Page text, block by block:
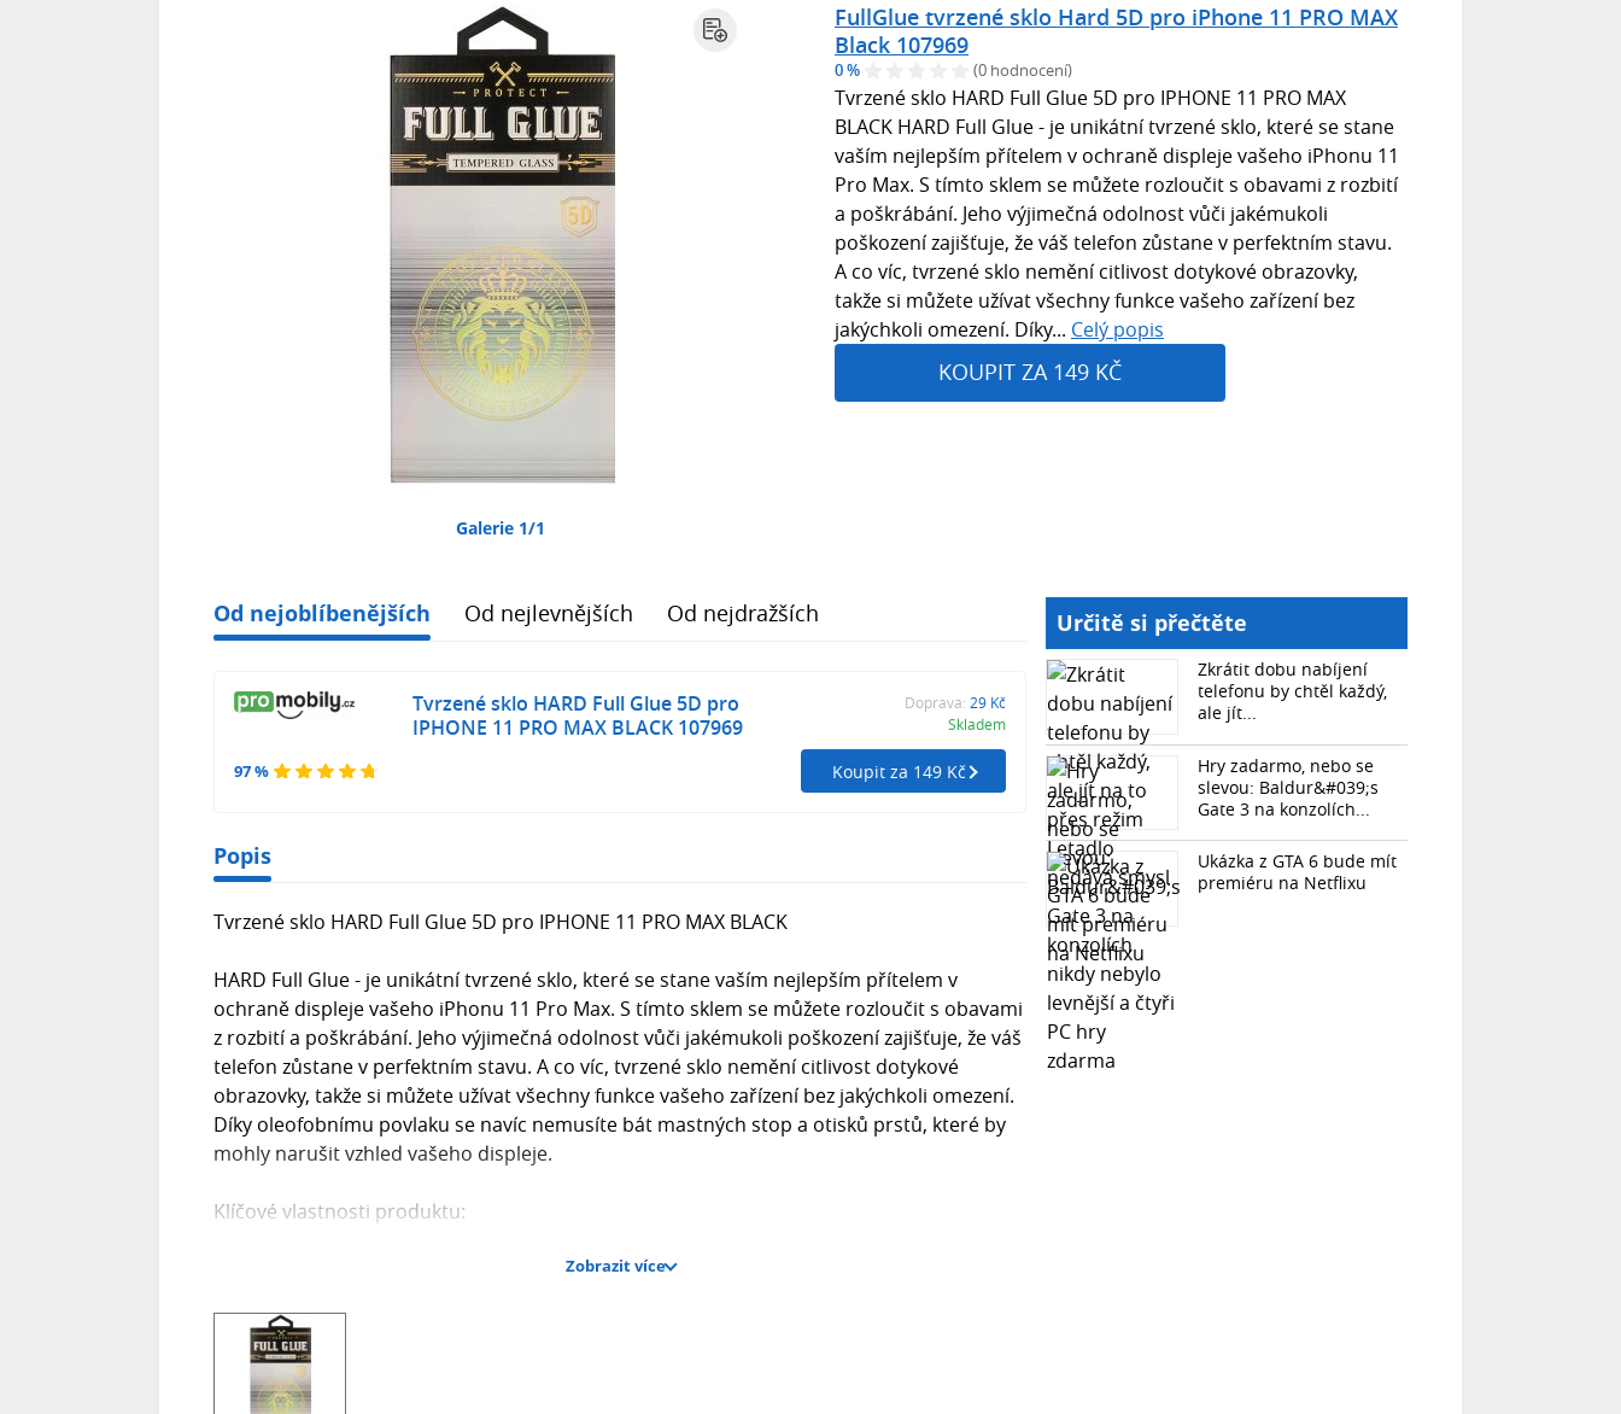
Galerie 1/1
FullGlue tvrzené sklo Hard 5D pro iPhone 11 PRO MAX
Black 107969
0 % (0 hodnocení)
Tvrzené sklo HARD Full Glue 5D pro IPHONE 11 PRO MAX
BLACK HARD Full Glue - je unikátní tvrzené sklo, které se stane
vaším nejlepším přítelem v ochraně displeje vašeho iPhonu 11
Pro Max. S tímto sklem se můžete rozloučit s obavami z rozbití
a poškrábání. Jeho výjimečná odolnost vůči jakémukoli
poškození zajišťuje, že váš telefon zůstane v perfektním stavu.
A co víc, tvrzené sklo nemění citlivost dotykové obrazovky,
takže si můžete užívat všechny funkce vašeho zařízení bez
jakýchkoli omezení. Díky... Celý popis
KOUPIT ZA 149 KČ
Od nejoblíbenějších Od nejlevnějších Od nejdražších
97 %
Tvrzené sklo HARD Full Glue 5D pro
IPHONE 11 PRO MAX BLACK 107969
Doprava: 29 Kč
Skladem
Koupit za 149 Kč
Popis
Tvrzené sklo HARD Full Glue 5D pro IPHONE 11 PRO MAX BLACK
HARD Full Glue - je unikátní tvrzené sklo, které se stane vaším nejlepším přítelem v
ochraně displeje vašeho iPhonu 11 Pro Max. S tímto sklem se můžete rozloučit s obavami
z rozbití a poškrábání. Jeho výjimečná odolnost vůči jakémukoli poškození zajišťuje, že váš
telefon zůstane v perfektním stavu. A co víc, tvrzené sklo nemění citlivost dotykové
obrazovky, takže si můžete užívat všechny funkce vašeho zařízení bez jakýchkoli omezení.
Díky oleofobnímu povlaku se navíc nemusíte bát mastných stop a otisků prstů, které by
mohly narušit vzhled vašeho displeje.
Klíčové vlastnosti produktu:
Vyrobeno přesně na daný typ telefonu - perfektní fit pro váš iPhone 11 Pro Max.
Vynikající dlouhodobá ochrana obrazovky - chrání před prachem, poškrábáním nebo
dokonce rozbitím.
Zobrazit více
Určitě si přečtěte
Zkrátit dobu nabíjení
telefonu by chtěl každý,
ale jít...
Hry zadarmo, nebo se
slevou: Baldur&#039;s
Gate 3 na konzolích...
Ukázka z GTA 6 bude mít
premiéru na Netflixu